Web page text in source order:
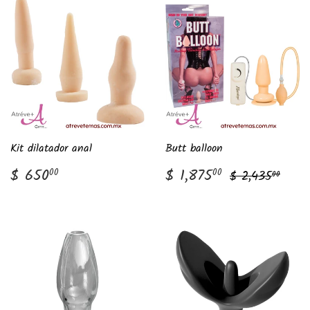
Kit dilatador anal
Precio
habitual
$ 65000
Butt balloon
Precio
de
$ 1,87500 $
1,875.00
Precio
$ 2,43500